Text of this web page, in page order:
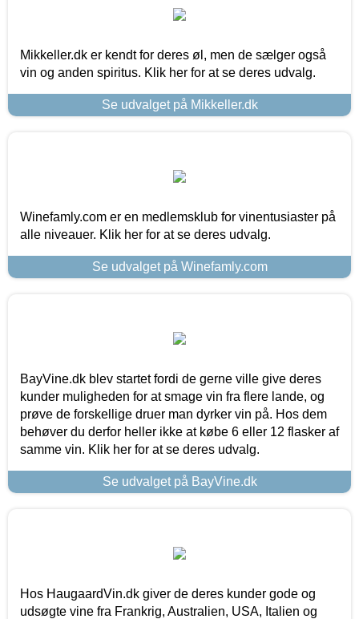
Mikkeller.dk er kendt for deres øl, men de sælger også
vin og anden spiritus. Klik her for at se deres udvalg.
Se udvalget på Mikkeller.dk
Winefamly.com er en medlemsklub for vinentusiaster på
alle niveauer. Klik her for at se deres udvalg.
Se udvalget på Winefamly.com
BayVine.dk blev startet fordi de gerne ville give deres
kunder muligheden for at smage vin fra flere lande, og
prøve de forskellige druer man dyrker vin på. Hos dem
behøver du derfor heller ikke at købe 6 eller 12 flasker af
samme vin. Klik her for at se deres udvalg.
Se udvalget på BayVine.dk
Hos HaugaardVin.dk giver de deres kunder gode og
udsøgte vine fra Frankrig, Australien, USA, Italien og